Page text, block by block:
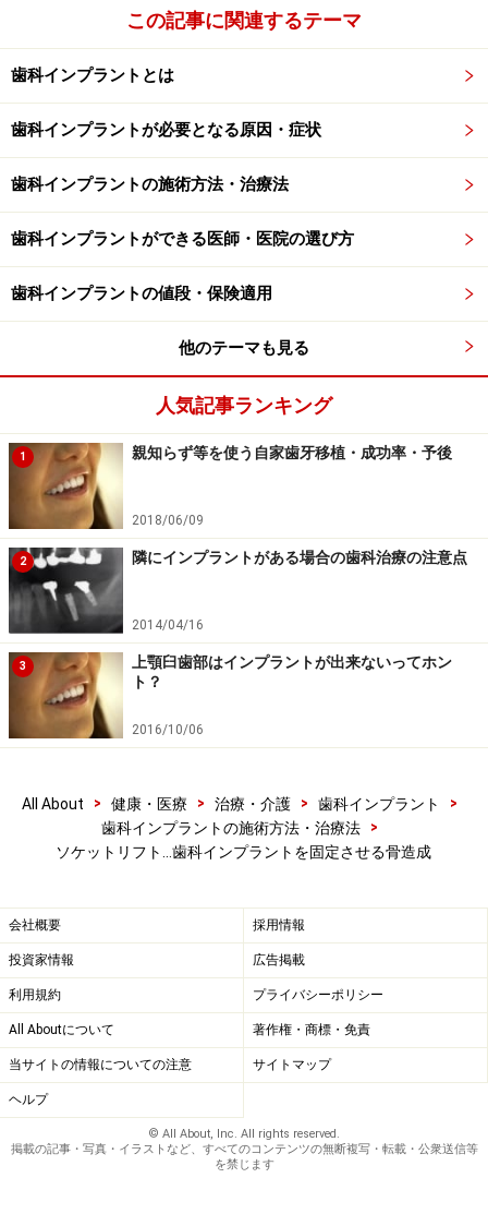
この記事に関連するテーマ
歯科インプラントとは
歯科インプラントが必要となる原因・症状
歯科インプラントの施術方法・治療法
歯科インプラントができる医師・医院の選び方
歯科インプラントの値段・保険適用
他のテーマも見る
人気記事ランキング
1 親知らず等を使う自家歯牙移植・成功率・予後
2018/06/09
2 隣にインプラントがある場合の歯科治療の注意点
2014/04/16
3
上顎臼歯部はインプラントが出来ないってホン
ト？
2016/10/06
All About > 健康・医療 > 治療・介護 > 歯科インプラント
>
歯科インプラントの施術方法・治療法
>
ソケットリフト…歯科インプラントを固定させる骨造成
会社概要 採用情報
投資家情報 広告掲載
利用規約 プライバシーポリシー
All Aboutについて 著作権・商標・免責
当サイトの情報についての注意 サイトマップ
ヘルプ
© All About, Inc. All rights reserved.
掲載の記事・写真・イラストなど、すべてのコンテンツの無断複写・転載・公衆送信等
を禁じます